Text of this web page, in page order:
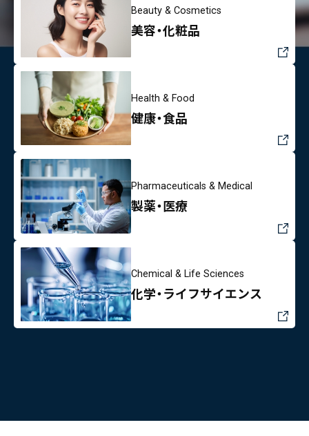
Beauty & Cosmetics
美容・化粧品
Health & Food
健康・食品
Pharmaceuticals & Medical
製薬・医療
Chemical & Life Sciences
化学・ライフサイエンス